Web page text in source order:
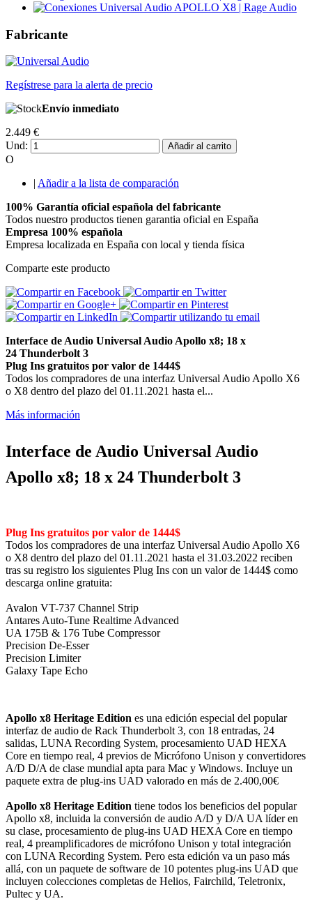
Fabricante
Regístrese para la alerta de precio
Envío inmediato
2.449 €
Und:
Añadir al carrito
O
| Añadir a la lista de comparación
100% Garantía oficial española del fabricante
Todos nuestro productos tienen garantia oficial en España
Empresa 100% española
Empresa localizada en España con local y tienda física
Comparte este producto
Interface de Audio Universal Audio Apollo x8; 18 x
24 Thunderbolt 3
Plug Ins gratuitos por valor de 1444$
Todos los compradores de una interfaz Universal Audio Apollo X6
o X8 dentro del plazo del 01.11.2021 hasta el...
Más información
Interface de Audio Universal Audio
Apollo x8; 18 x 24 Thunderbolt 3
Plug Ins gratuitos por valor de 1444$
Todos los compradores de una interfaz Universal Audio Apollo X6
o X8 dentro del plazo del 01.11.2021 hasta el 31.03.2022 reciben
tras su registro los siguientes Plug Ins con un valor de 1444$ como
descarga online gratuita:
Avalon VT-737 Channel Strip
Antares Auto-Tune Realtime Advanced
UA 175B & 176 Tube Compressor
Precision De-Esser
Precision Limiter
Galaxy Tape Echo
Apollo x8 Heritage Edition es una edición especial del popular
interfaz de audio de Rack Thunderbolt 3, con 18 entradas, 24
salidas, LUNA Recording System, procesamiento UAD HEXA
Core en tiempo real, 4 previos de Micrófono Unison y convertidores
A/D D/A de clase mundial apta para Mac y Windows. Incluye un
paquete extra de plug-ins UAD valorado en más de 2.400,00€
Apollo x8 Heritage Edition tiene todos los beneficios del popular
Apollo x8, incluida la conversión de audio A/D y D/A UA líder en
su clase, procesamiento de plug-ins UAD HEXA Core en tiempo
real, 4 preamplificadores de micrófono Unison y total integración
con LUNA Recording System. Pero esta edición va un paso más
allá, con un paquete de software de 10 potentes plug-ins UAD que
incluyen colecciones completas de Helios, Fairchild, Teletronix,
Pultec y UA.